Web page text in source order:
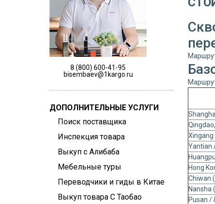
8 (800) 600-41-95
bisembaev@1kargo.ru
ДОПОЛНИТЕЛЬНЫЕ УСЛУГИ
Поиск поставщика
Инспекция товара
Выкуп с Алибаба
Мебельные туры
Переводчики и гиды в Китае
Выкуп товара С Таобао
Yantian
Hong
Chiwan
Nansha
Pusan /